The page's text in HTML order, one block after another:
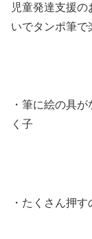
児童発達支援
いでタンポ筆で
・筆に絵の具
く子
・たくさん押